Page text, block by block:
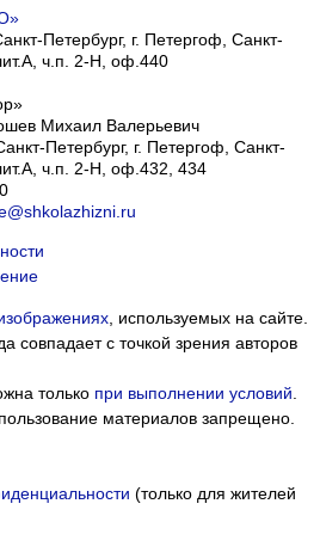
Петербург, г. Петергоф, Санкт-
ч.п. 2-Н, оф.440
Михаил Валерьевич
Петербург, г. Петергоф, Санкт-
ч.п. 2-Н, оф.432, 434
, используемых на сайте.
совпадает с точкой зрения авторов
только при выполнении условий.
материалов запрещено.
(только для жителей